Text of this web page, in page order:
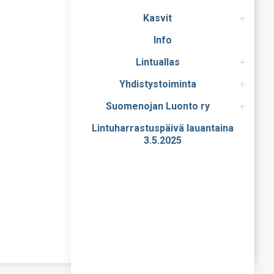
Kasvit
Info
Lintuallas
Yhdistystoiminta
Suomenojan Luonto ry
Lintuharrastuspäivä lauantaina
3.5.2025